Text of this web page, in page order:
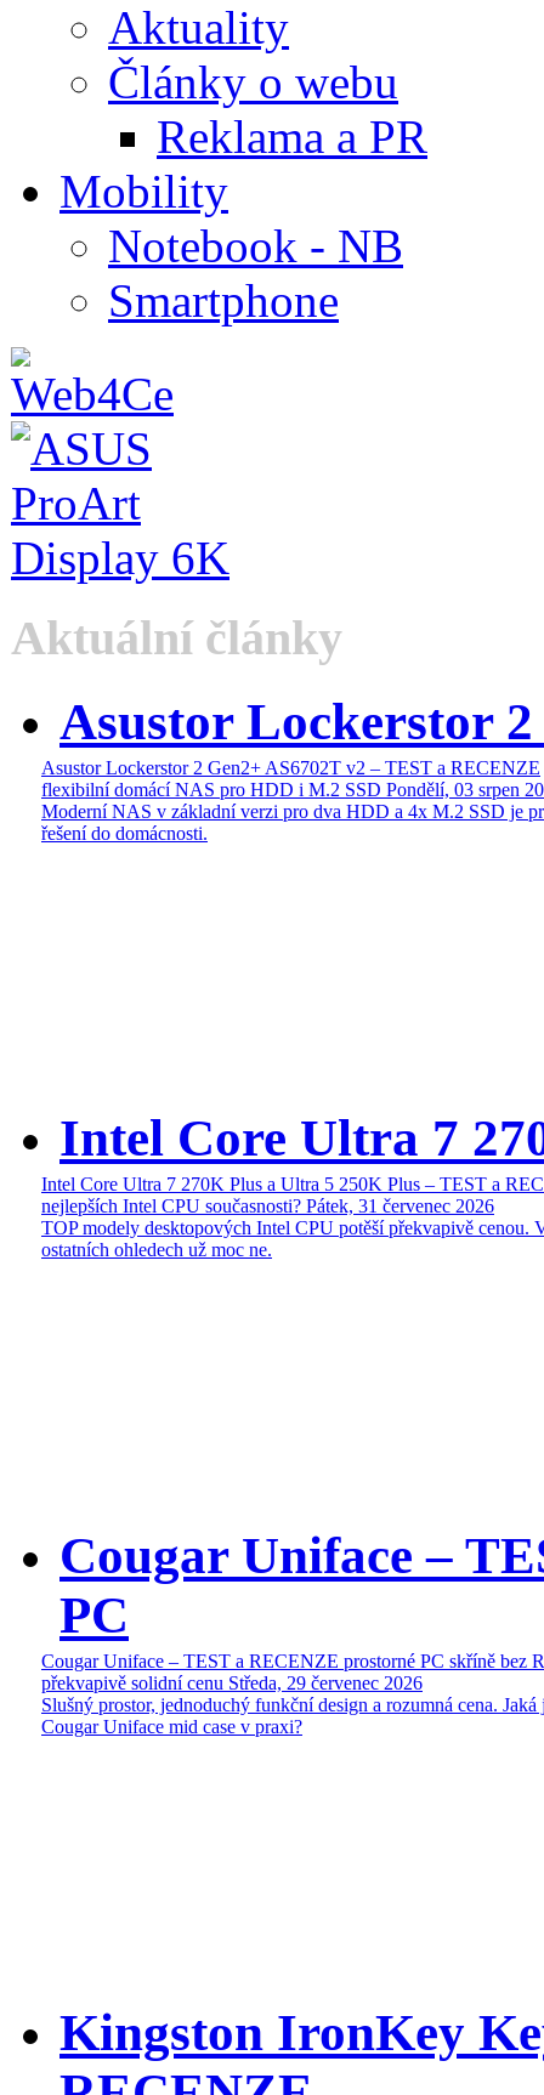
Aktuality
Články o webu
Reklama a PR
Mobility
Notebook - NB
Smartphone
Aktuální články
Asustor Lockerstor
Asustor Lockerstor 2 Gen2+ AS6702T v2 – TEST a RECENZE
flexibilní domácí NAS pro HDD i M.2 SSD Pondělí, 03 srpen
Moderní NAS v základní verzi pro dva HDD a 4x M.2 SSD je
řešení do domácnosti.
Intel Core Ultra 7
Intel Core Ultra 7 270K Plus a Ultra 5 250K Plus – TEST a
nejlepších Intel CPU současnosti? Pátek, 31 červenec 2026
TOP modely desktopových Intel CPU potěší překvapivě cenou.
ostatních ohledech už moc ne.
Cougar Uniface –
PC
Cougar Uniface – TEST a RECENZE prostorné PC skříně bez
překvapivě solidní cenu Středa, 29 červenec 2026
Slušný prostor, jednoduchý funkční design a rozumná cena. Jaká
Cougar Uniface mid case v praxi?
Kingston IronKey